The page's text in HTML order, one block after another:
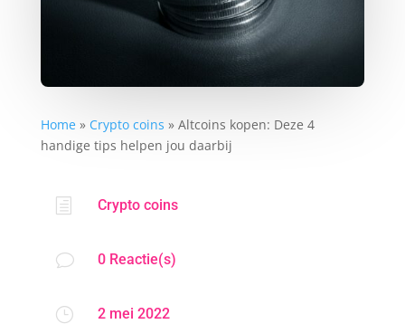
Home» Crypto coins » Altcoins kopen: Deze 4
handige tips helpen jou daarbij
h Crypto coins
v 0 Reactie(s)
} 2 mei 2022